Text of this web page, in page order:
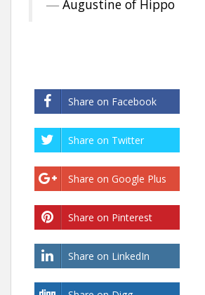
― Augustine of Hippo
Share on Facebook
Share on Twitter
Share on Google Plus
Share on Pinterest
Share on LinkedIn